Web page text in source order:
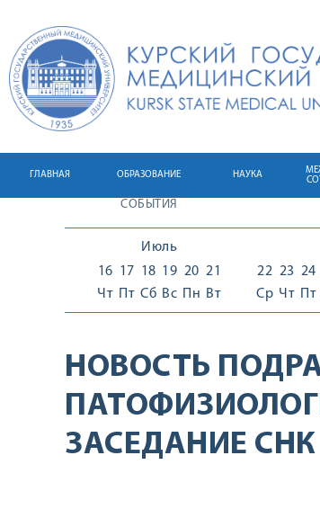
ГЛАВНАЯ ОБРАЗОВАНИЕ НАУКА
СОБЫТИЯ
Июль
16
Чт
17
Пт
18
Сб
19
Вс
20
Пн
21
Вт
22
Ср
23
Чт
24
Пт
НОВОСТЬ
ЗАСЕДАНИЕ СНК